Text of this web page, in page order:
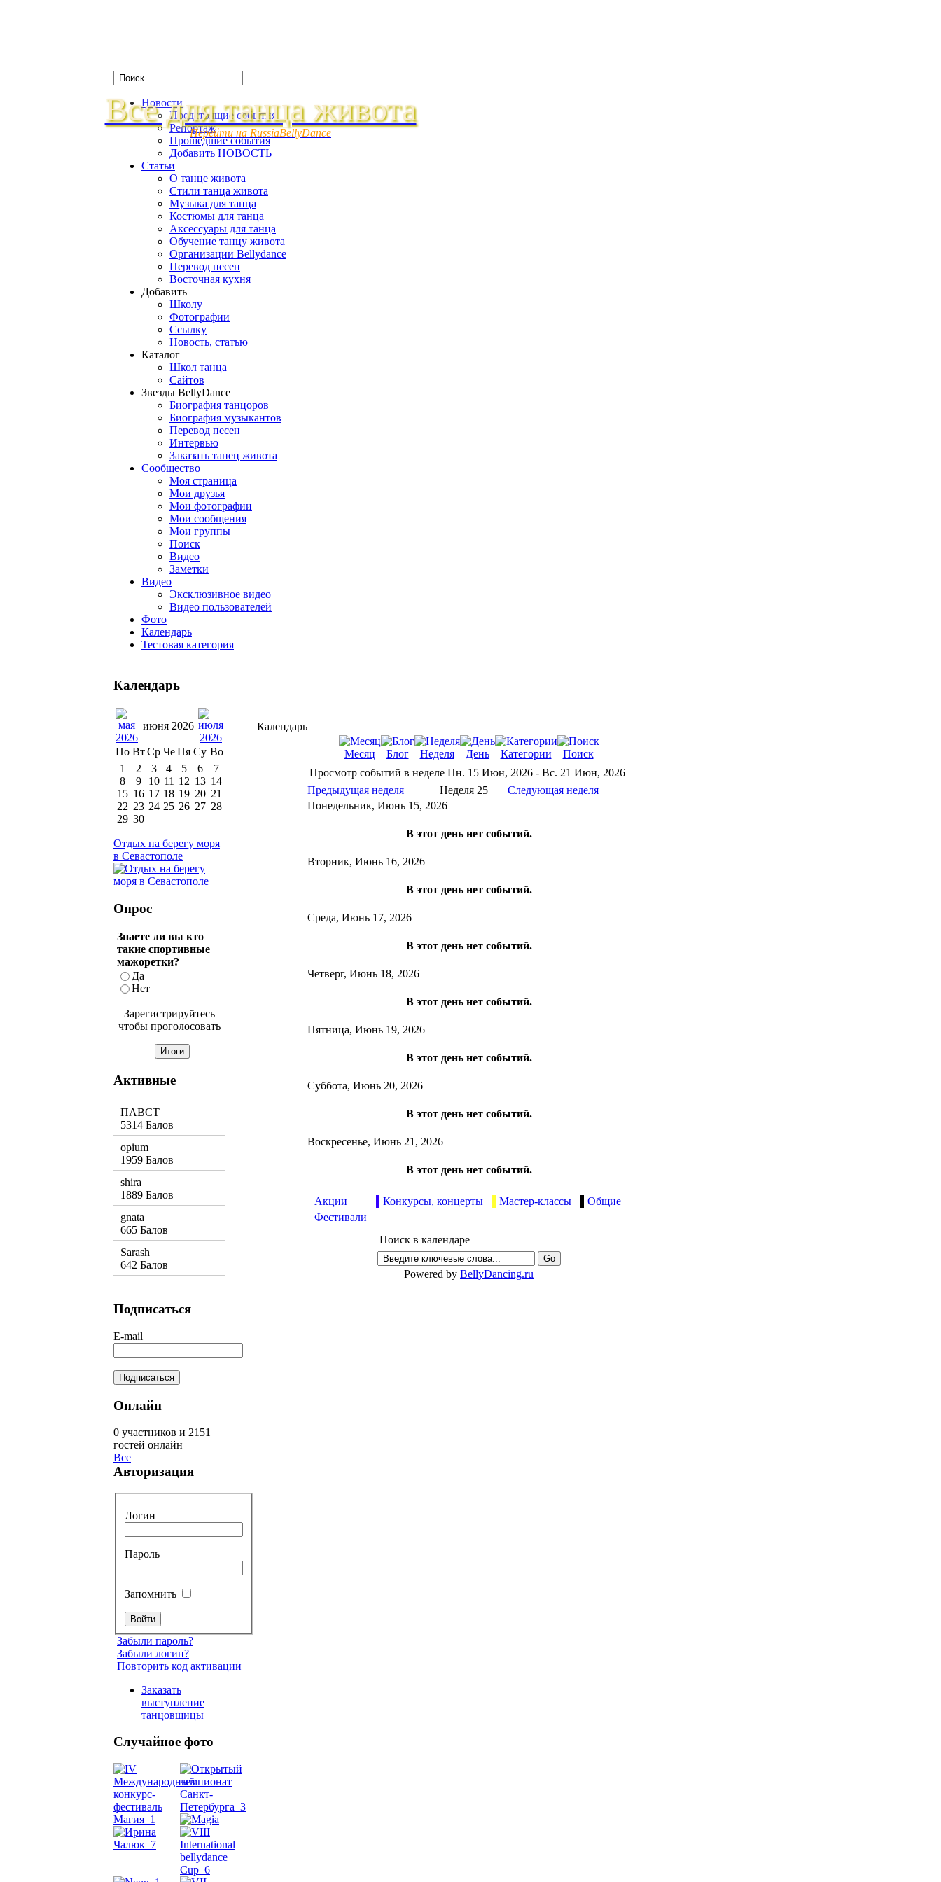
Все для танца живота
Перейти на RussiaBellyDance
Новости
Предстоящие события
Репортаж
Прошедшие события
Добавить НОВОСТЬ
Статьи
О танце живота
Стили танца живота
Музыка для танца
Костюмы для танца
Аксессуары для танца
Обучение танцу живота
Организации Bellydance
Перевод песен
Восточная кухня
Добавить
Школу
Фотографии
Ссылку
Новость, статью
Каталог
Школ танца
Сайтов
Звезды BellyDance
Биография танцоров
Биография музыкантов
Перевод песен
Интервью
Заказать танец живота
Сообщество
Моя страница
Мои друзья
Мои фотографии
Мои сообщения
Мои группы
Поиск
Видео
Заметки
Видео
Эксклюзивное видео
Видео пользователей
Фото
Календарь
Тестовая категория
Календарь
Месяц Блог Неделя День Категории
Поиск
Просмотр событий в неделе Пн. 15 Июн, 2026 - Вс. 21 Июн, 2026
Предыдущая неделя
Неделя 25
Следующая неделя
Понедельник, Июнь 15, 2026
В этот день нет событий.
Вторник, Июнь 16, 2026
В этот день нет событий.
Среда, Июнь 17, 2026
В этот день нет событий.
Четверг, Июнь 18, 2026
В этот день нет событий.
Пятница, Июнь 19, 2026
В этот день нет событий.
Суббота, Июнь 20, 2026
В этот день нет событий.
Воскресенье, Июнь 21, 2026
В этот день нет событий.
Акции Конкурсы, концерты Мастер-классы
Общие
Фестивали
Поиск в календаре
Powered by BellyDancing.ru
Календарь
июня 2026
По Вт Ср Че Пя Су Во
1
2 3 4 5 6
7
8
9 10 11 12 13 14
15 16 17 18 19 20 21
22 23 24 25 26 27 28
29 30
Отдых на берегу моря
в Севастополе
Опрос
Знаете ли вы кто
такие спортивные
мажоретки?
Да
Нет
Зарегистрируйтесь
чтобы проголосовать
Активные
ПАВСТ
5314 Балов
opium
1959 Балов
shira
1889 Балов
gnata
665 Балов
Sarash
642 Балов
Подписаться
E-mail
Онлайн
0 участников и 2151
гостей онлайн
Все
Авторизация
Логин
Пароль
Запомнить
Забыли пароль?
Забыли логин?
Повторить код активации
Заказать
выступление
танцовщицы
Случайное фото